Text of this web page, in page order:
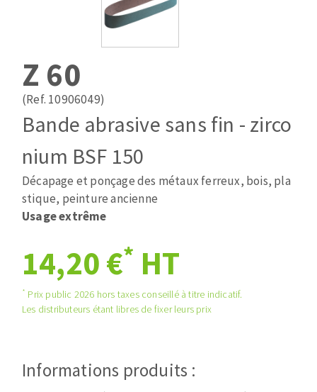
Pose des joints
Nettoyage
Fraises carbure
Fers et plaquettes
Lames de scie à ruban
ABRASIFS APPLIQUÉS
Disques auto-agrippant
Patins
Bandes abrasives
Disques fibre et papier
Cales à poncer et patins
Eponges abrasive
Plateaux supports
Disques abrasifs agglomérés
Meules d'ébarbage
TRAITEMENT DE SURFACE
Disques à lamelles
Meules sur tigeNETTOYAGE
Z 60
(Ref. 10906049)
Bande abrasive sans fin - zirco
nium BSF 150
Décapage et ponçage des métaux ferreux, bois, pla
stique, peinture ancienne
Usage extrême
14,20 €* HT
* Prix public 2026 hors taxes conseillé à titre indicatif.
Les distributeurs étant libres de fixer leurs prix
Informations produits :